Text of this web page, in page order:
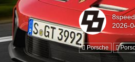
Porsche